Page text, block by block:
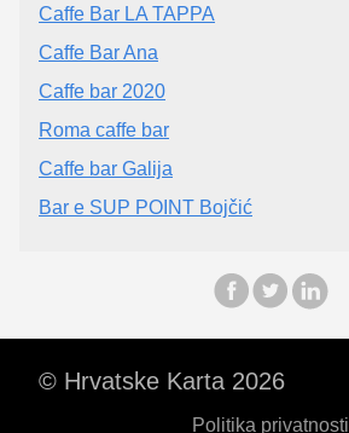
Caffe Bar LA TAPPA
Caffe Bar Ana
Caffe bar 2020
Roma caffe bar
Caffe bar Galija
Bar e SUP POINT Bojčić
© Hrvatske Karta 2026
Politika privatnosti